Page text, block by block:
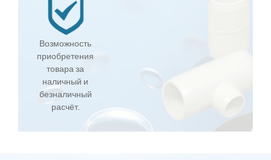
Возможность
приобретения
товара за
наличный и
безналичный
расчёт.